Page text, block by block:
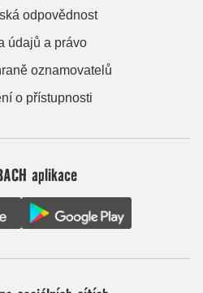
odpovědnost
údajů a právo
oznamovatelů
o přístupnosti
aplikace